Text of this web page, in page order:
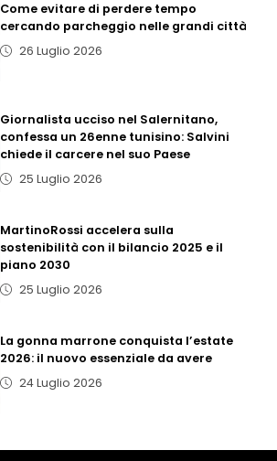
Come evitare di perdere tempo
cercando parcheggio nelle grandi città
26 Luglio 2026
Giornalista ucciso nel Salernitano,
confessa un 26enne tunisino: Salvini
chiede il carcere nel suo Paese
25 Luglio 2026
MartinoRossi accelera sulla
sostenibilità con il bilancio 2025 e il
piano 2030
25 Luglio 2026
La gonna marrone conquista l’estate
2026: il nuovo essenziale da avere
24 Luglio 2026